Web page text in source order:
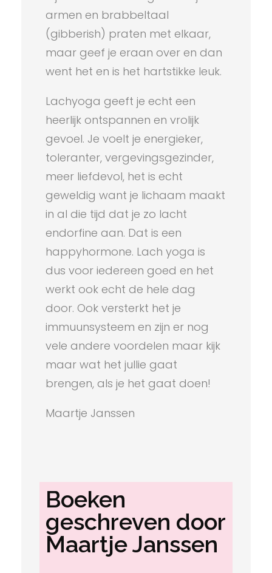
armen en brabbeltaal
(gibberish) praten met elkaar,
maar geef je eraan over en dan
went het en is het hartstikke leuk.
Lachyoga geeft je echt een
heerlijk ontspannen en vrolijk
gevoel. Je voelt je energieker,
toleranter, vergevingsgezinder,
meer liefdevol, het is echt
geweldig want je lichaam maakt
in al die tijd dat je zo lacht
endorfine aan. Dat is een
happyhormone. Lach yoga is
dus voor iedereen goed en het
werkt ook echt de hele dag
door. Ook versterkt het je
immuunsysteem en zijn er nog
vele andere voordelen maar kijk
maar wat het jullie gaat
brengen, als je het gaat doen!
Maartje Janssen
Boeken
geschreven door
Maartje Janssen